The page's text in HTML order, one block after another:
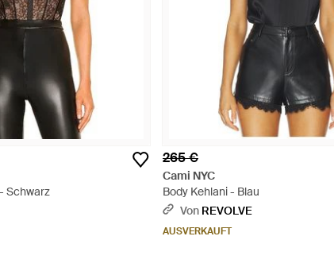
Schwarz
265 €
Cami NYC
Body Kehlani - Blau
Von REVOLVE
AUSVERKAUFT